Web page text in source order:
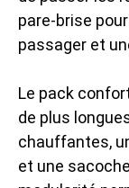
pare-brise
passager et
Le pack
de plus
chauffantes,
et une